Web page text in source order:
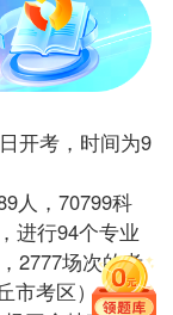
开考，时间为9
人，70799科
进行94个专业
，2777场次的考
市考区），30